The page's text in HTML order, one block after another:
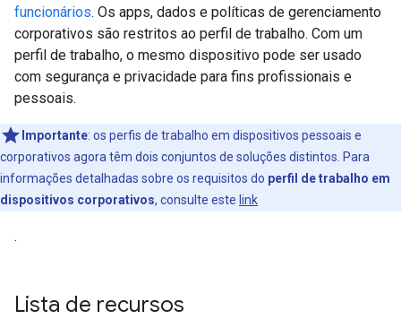
funcionários. Os apps, dados e políticas de gerenciamento
corporativos são restritos ao perfil de trabalho. Com um
perfil de trabalho, o mesmo dispositivo pode ser usado
com segurança e privacidade para fins profissionais e
pessoais.
Importante: os perfis de trabalho em dispositivos pessoais e
corporativos agora têm dois conjuntos de soluções distintos. Para
informações detalhadas sobre os requisitos do perfil de trabalho em
dispositivos corporativos, consulte este link
.
Lista de recursos